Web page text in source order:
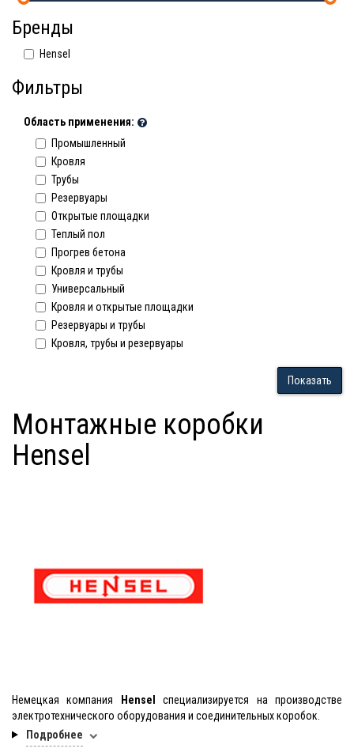
Бренды
Hensel
Фильтры
Область применения:
Промышленный
Кровля
Трубы
Резервуары
Открытые площадки
Теплый пол
Прогрев бетона
Кровля и трубы
Универсальный
Кровля и открытые площадки
Резервуары и трубы
Кровля, трубы и резервуары
Показать
Монтажные коробки
Hensel
Немецкая компания Hensel
специализируется на производстве
электротехнического оборудования и соединительных коробок.
Подробнее